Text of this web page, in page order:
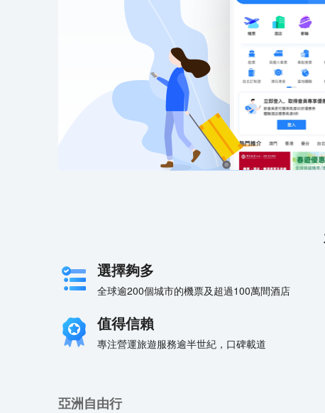
選擇夠多
全球逾200個城市的機票及超過100萬間酒店
值得信賴
專注營運旅遊服務逾半世紀，口碑載道
亞洲自由行